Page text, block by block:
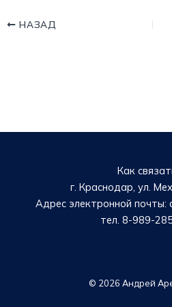
НАЗАД
Как
г. Краснодар, ул.
Адрес электронной почты:
тел. 8-989-
© 2026 Андрей